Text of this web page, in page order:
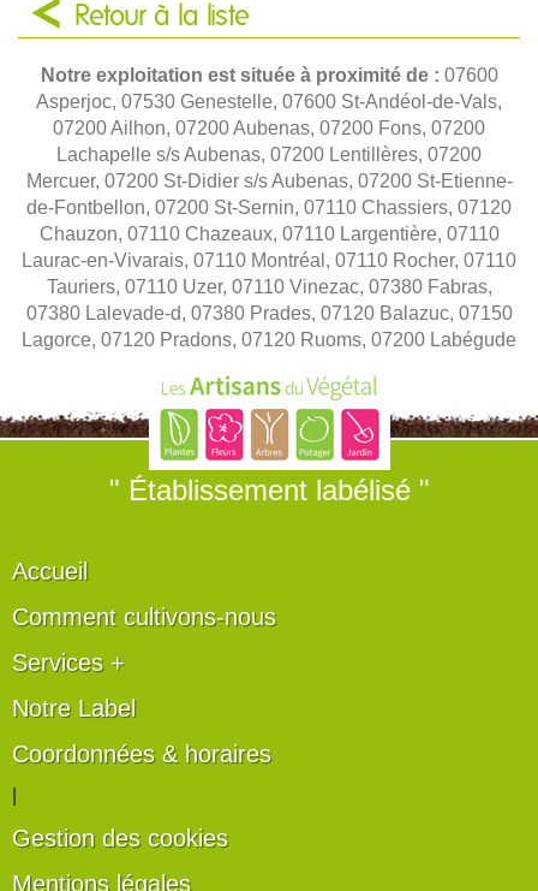
Retour à la liste
Notre exploitation est située à proximité de : 07600
Asperjoc, 07530 Genestelle, 07600 St-Andéol-de-Vals,
07200 Ailhon, 07200 Aubenas, 07200 Fons, 07200
Lachapelle s/s Aubenas, 07200 Lentillères, 07200
Mercuer, 07200 St-Didier s/s Aubenas, 07200 St-Etienne-
de-Fontbellon, 07200 St-Sernin, 07110 Chassiers, 07120
Chauzon, 07110 Chazeaux, 07110 Largentière, 07110
Laurac-en-Vivarais, 07110 Montréal, 07110 Rocher, 07110
Tauriers, 07110 Uzer, 07110 Vinezac, 07380 Fabras,
07380 Lalevade-d, 07380 Prades, 07120 Balazuc, 07150
Lagorce, 07120 Pradons, 07120 Ruoms, 07200 Labégude
" Établissement labélisé "
Accueil
Comment cultivons-nous
Services +
Notre Label
Coordonnées & horaires
Gestion des cookies
Mentions légales